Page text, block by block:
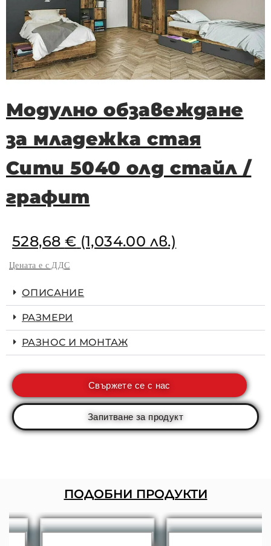
Модулно обзавеждане
за младежка стая
Сити 5040 олд стайл /
графит
528,68 € (1,034.00 лв.)
Цената е с ДДС
ОПИСАНИЕ
РАЗМЕРИ
РАЗНОС И МОНТАЖ
Свържете се с нас
Запитване за продукт
ПОДОБНИ ПРОДУКТИ